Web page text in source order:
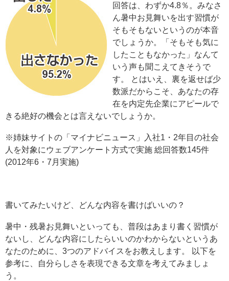
回答は、わずか4.8％。みなさ
ん暑中お見舞いを出す習慣が
そもそもないというのが本音
でしょうか。「そもそも気に
したこともなかった」なんて
いう声も聞こえてきそうで
す。 とはいえ、裏を返せば少
数派だからこそ、あなたの存
在を内定先企業にアピールで
きる絶好の機会とは言えないでしょうか。
※姉妹サイトの「マイナビニュース」入社1・2年目の社会
人を対象にウェブアンケート方式で実施 総回答数145件
(2012年6・7月実施)
書いてみたいけど、どんな内容を書けばいいの？
暑中・残暑お見舞いといっても、普段はあまり書く習慣が
ないし、どんな内容にしたらいいのかわからないというあ
なたのために、3つのアドバイスをお教えします。 以下を
参考に、自分らしさを表現できる文章を考えてみましょ
う。